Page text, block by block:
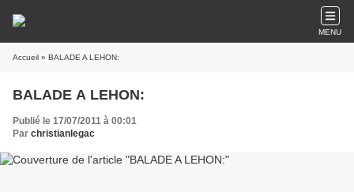
MENU
Accueil » BALADE A LEHON:
BALADE A LEHON:
Publié le 17/07/2011 à 00:01
Par christianlegac